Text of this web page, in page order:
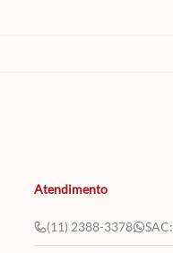
Atendimento
(11) 2388-3378 SAC: